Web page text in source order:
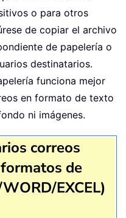
o para otros
de copiar el archivo
de papelería o
destinatarios.
funciona mejor
en formato de texto
ni imágenes.
correos
de
EXCEL)